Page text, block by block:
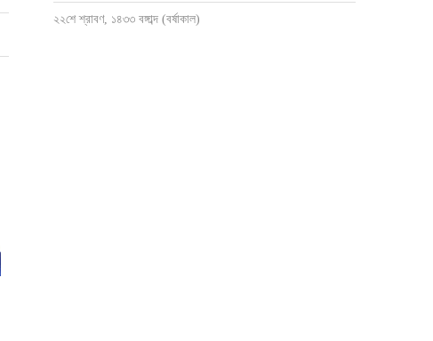
২২শে শ্রাবণ, ১৪৩৩ বঙ্গাব্দ (বর্ষাকাল)